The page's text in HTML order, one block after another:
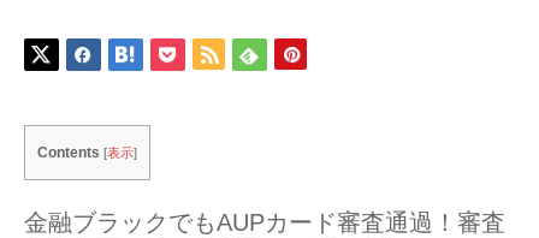
Contents [表示]
金融ブラックでもAUPカード審査通過！審査